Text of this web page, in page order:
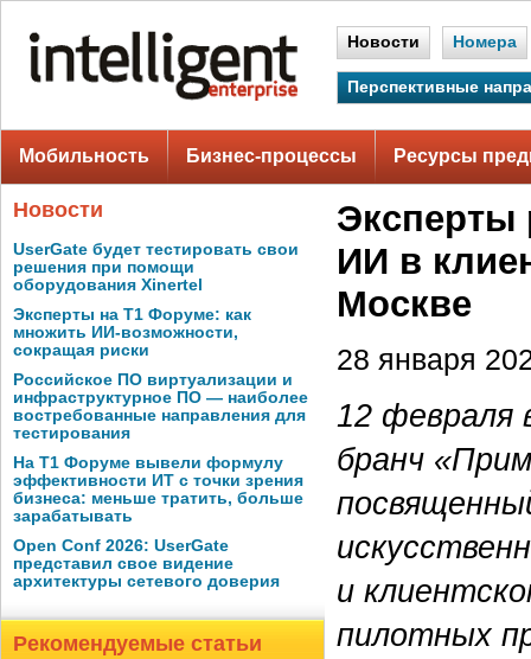
Новости Номера
Перспективные
Мобильность Бизнес-процессы Ресурсы
Новости
UserGate будет тестировать свои
решения при помощи
оборудования Xinertel
Эксперты на Т1 Форуме: как
множить ИИ-возможности,
сокращая риски
Российское ПО виртуализации и
инфраструктурное ПО — наиболее
востребованные направления для
тестирования
На Т1 Форуме вывели формулу
эффективности ИТ с точки зрения
бизнеса: меньше тратить, больше
зарабатывать
Open Conf 2026: UserGate
представил свое видение
архитектуры сетевого доверия
Рекомендуемые статьи
Эксперты
ИИ в
Москве
28 января
12 февраля
бранч
и
пилотных